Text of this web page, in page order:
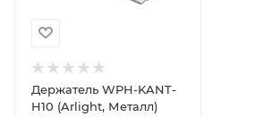
Держатель WPH-KANT-
H10 (Arlight, Металл)